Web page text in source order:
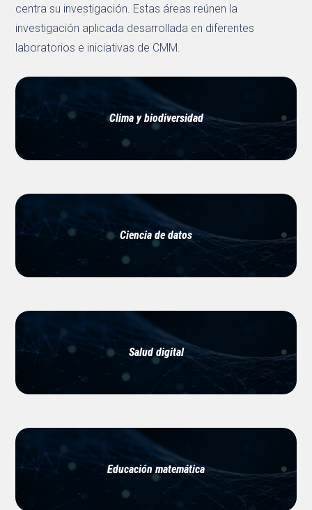
centra su investigación. Estas áreas reúnen la
investigación aplicada desarrollada en diferentes
laboratorios e iniciativas de CMM.
Clima y biodiversidad
Ciencia de datos
Salud digital
Educación matemática